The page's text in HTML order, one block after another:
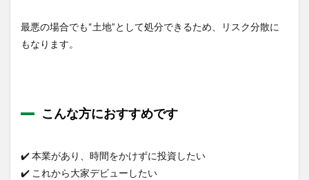
最悪の場合でも“土地”として処分できるため、リスク分散に
もなります。
こんな方におすすめです
✔️ 本業があり、時間をかけずに投資したい
✔️ これから大家デビューしたい